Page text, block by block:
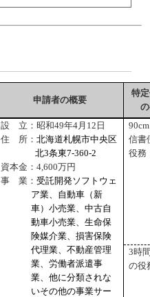
申請者の概要
特
設 立：昭和49年4月 12 日
住 所： 北海道札幌市中央区
北3条東7-360-2
資本金： 4,600 万円
事 業： 受託開発ソフトウェ
ア業、自動車（新
車）小売業、中古自
動車小売業、生命保
険媒介業、損害保険
代理業、不動産管理
業、労働者派遣事
業、他に分類されな
いその他の事業サー
90cm
信書
役務
3時
の役